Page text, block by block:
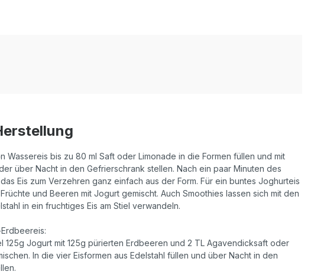
Wassereis bis zu 80 ml Saft oder Limonade in die Formen füllen und mit
über Nacht in den Gefrierschrank stellen. Nach ein paar Minuten des
Eis zum Verzehren ganz einfach aus der Form. Für ein buntes Joghurteis
und Beeren mit Jogurt gemischt. Auch Smoothies lassen sich mit den
in ein fruchtiges Eis am Stiel verwandeln.
125g Jogurt mit 125g pürierten Erdbeeren und 2 TL Agavendicksaft oder
In die vier Eisformen aus Edelstahl füllen und über Nacht in den